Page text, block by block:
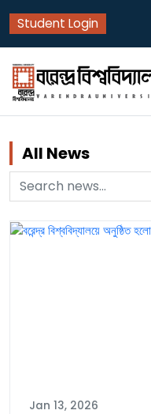
Student Login
All News
Jan 13, 2026